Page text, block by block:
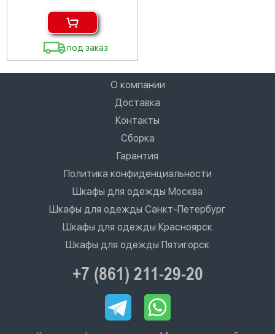
под заказ
О компании
Доставка
Контакты
Сборка
Гарантия
Политика конфиденциальности
Шкафы для одежды Москва
Шкафы для одежды Санкт-Петербург
Шкафы для одежды Красноярск
Шкафы для одежды Пятигорск
+7 (861) 211-29-20